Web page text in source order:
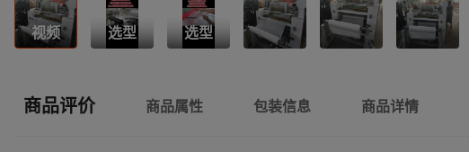
视频 选型 选型
商品评价 商品属性 包装信息 商品详情